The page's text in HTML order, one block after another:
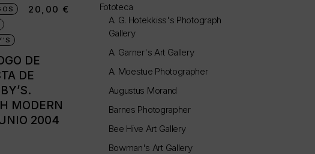
DE
DE
MODERN
2004
20,00 €
Fototeca
A. G. Hotekkiss's Photograph
Gallery
A. Garner's Art Gallery
A. Moestue Photographer
Augustus Morand
Barnes Photographer
Bee Hive Art Gallery
Bowman's Art Gallery